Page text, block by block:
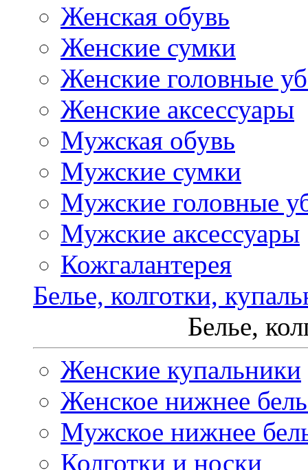
Женская обувь
Женские сумки
Женские головные
Женские аксессуары
Мужская обувь
Мужские сумки
Мужские головные
Мужские аксессуары
Кожгалантерея
Белье, колготки,
Белье,
Женские купальники
Женское нижнее
Мужское нижнее
Колготки и носки